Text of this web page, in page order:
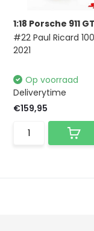
1:18 Porsche 911
#22 Paul Ricard
2021
Op voorraad
Deliverytime
€159,95